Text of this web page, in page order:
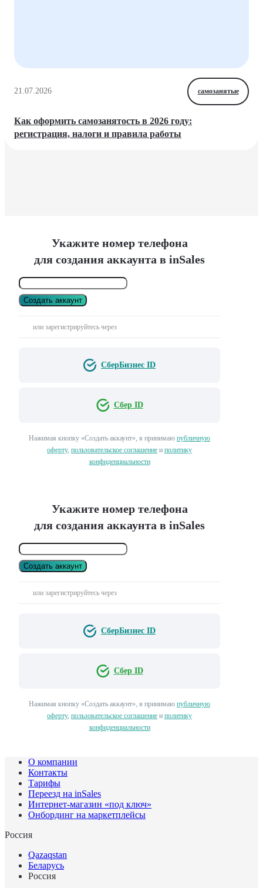
21.07.2026 самозанятые
Как оформить самозанятость в 2026 году:
регистрация, налоги и правила работы
Укажите номер телефона
для создания аккаунта в inSales
Создать аккаунт
или зарегистрируйтесь через
СберБизнес ID
Сбер ID
Нажимая кнопку «Создать аккаунт», я принимаю публичную
оферту, пользовательское соглашение и политику
конфиденциальности
Укажите номер телефона
для создания аккаунта в inSales
Создать аккаунт
или зарегистрируйтесь через
СберБизнес ID
Сбер ID
Нажимая кнопку «Создать аккаунт», я принимаю публичную
оферту, пользовательское соглашение и политику
конфиденциальности
О компании
Контакты
Тарифы
Переезд на inSales
Интернет-магазин «под ключ»
Онбординг на маркетплейсы
Россия
Qazaqstan
Беларусь
Россия